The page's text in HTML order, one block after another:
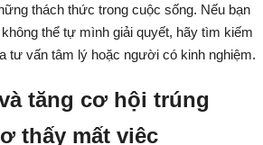
thách thức trong cuộc sống. Nếu bạn
thể tự mình giải quyết, hãy tìm kiếm
tư vấn tâm lý hoặc người có kinh nghiệm.
tăng cơ hội trúng
thấy mất việc